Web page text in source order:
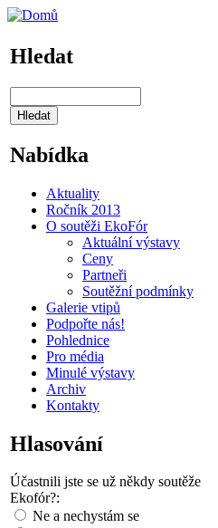
Hledat
Nabídka
Aktuality
Ročník 2013
O soutěži EkoFór
Aktuální výstavy
Ceny
Partneři
Soutěžní podmínky
Galerie vtipů
Podpořte nás!
Pohlednice
Pro média
Minulé výstavy
Archiv
Kontakty
Hlasování
Účastnili jste se už někdy soutěže
Ekofór?:
Ne a nechystám se